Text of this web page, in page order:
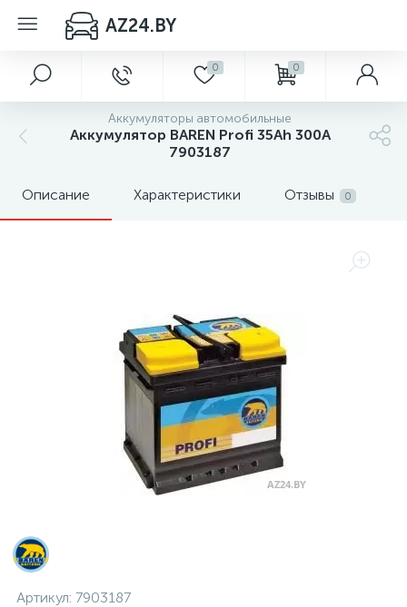
AZ24.BY
0 0
Аккумуляторы автомобильные
Аккумулятор BAREN Profi 35Ah 300A
7903187
Описание Характеристики Отзывы 0
Артикул: 7903187